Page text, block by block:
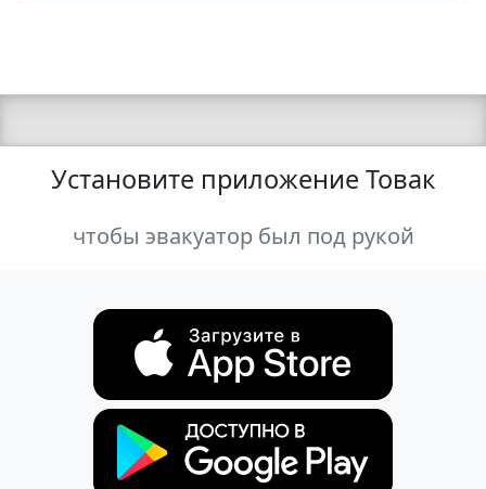
Установите приложение Товак
чтобы эвакуатор был под рукой